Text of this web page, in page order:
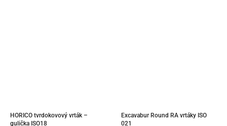
HORICO tvrdokovový vrták –
gulička ISO18
Excavabur Round RA vrtáky ISO
021